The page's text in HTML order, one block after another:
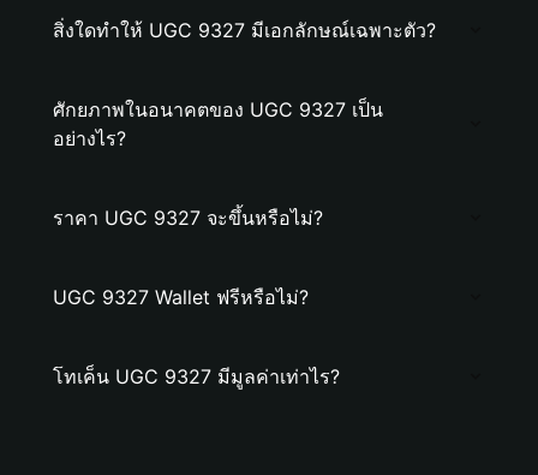
สิ่งใดทำให้ UGC 9327 มีเอกลักษณ์เฉพาะตัว?
ศักยภาพในอนาคตของ UGC 9327 เป็น
อย่างไร?
ราคา UGC 9327 จะขึ้นหรือไม่?
UGC 9327 Wallet ฟรีหรือไม่?
โทเค็น UGC 9327 มีมูลค่าเท่าไร?